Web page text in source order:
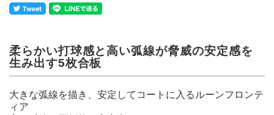
柔らかい打球感と高い弧線が脅威の安定感を
生み出す5枚合板
大きな弧線を描き、安定してコートに入るルーンフロンテ
ィア